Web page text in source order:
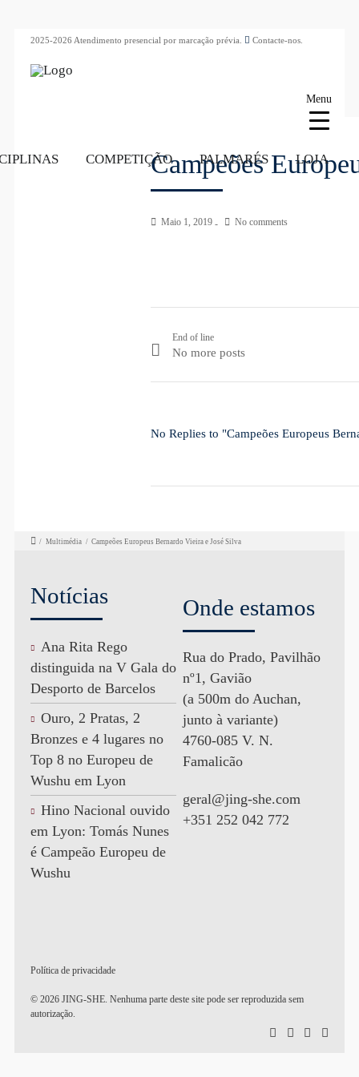
2025-2026 Atendimento presencial por marcação prévia. Contacte-nos.
COMPETIÇÃO PALMARÉS LOJA
Campeões
Maio 1, 2019 No comments
End of line
No more posts
No Replies to "Campeões Europeus
/ Multimédia / Campeões Europeus Bernardo Vieira e José Silva
Notícias
Ana Rita Rego
distinguida na V Gala do
Desporto de Barcelos
Ouro, 2 Pratas, 2
Bronzes e 4 lugares no
Top 8 no Europeu de
Wushu em Lyon
Hino Nacional ouvido
em Lyon: Tomás Nunes
é Campeão Europeu de
Wushu
Onde estamos
Rua do Prado, Pavilhão
nº1, Gavião
(a 500m do Auchan,
junto à variante)
4760-085 V. N.
Famalicão
geral@jing-she.com
+351 252 042 772
Política de privacidade
© 2026 JING-SHE. Nenhuma parte deste site pode ser reproduzida sem
autorização.
Menu